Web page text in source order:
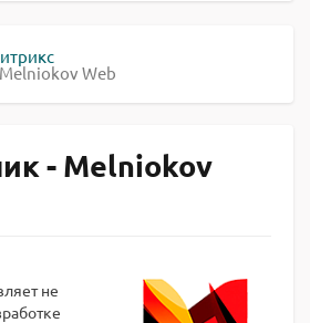
Web
- Melniokov
не